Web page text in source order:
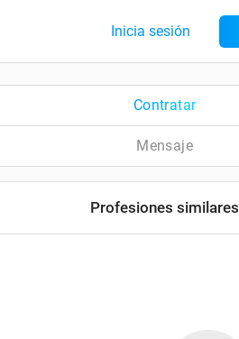
Inicia sesión
Contratar
Mensaje
Profesiones similares